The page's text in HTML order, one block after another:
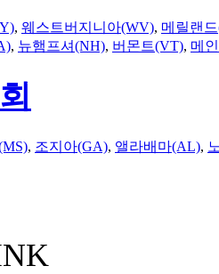
, 웨스트버지니아(WV), 메릴랜
, 뉴햄프셔(NH), 버몬트(VT), 메
, 조지아(GA), 앨라배마(AL),